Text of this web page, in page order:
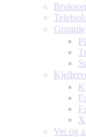
Vei og